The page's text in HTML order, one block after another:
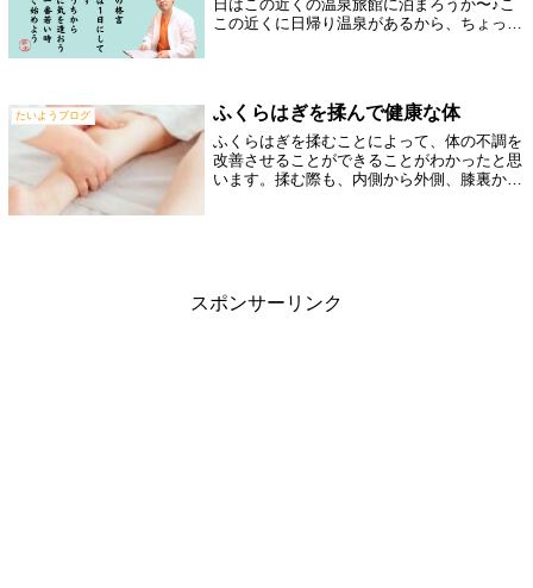
日はこの近くの温泉旅館に泊まろうか〜♪こ
この近くに日帰り温泉があるから、ちょっと
たいようブログ ふくらはぎを揉んで健康な体
ふくらはぎを揉むことによって、体の不調を
改善させることができることがわかったと思
います。揉む際も、内側から外側、膝裏から
スポンサーリンク